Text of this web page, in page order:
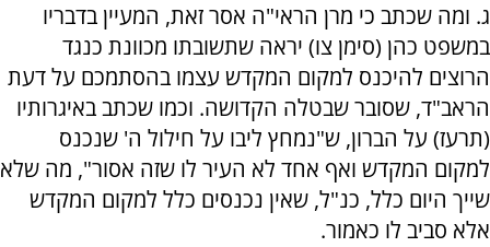
ג. ומה שכתב כי מרן הראי"ה אסר זאת, המעיין בדבריו
במשפט כהן (סימן צו) יראה שתשובתו מכוונת כנגד
הרוצים להיכנס למקום המקדש עצמו בהסתמכם על דעת
הראב"ד, שסובר שבטלה הקדושה. וכמו שכתב באיגרותיו
(תרעז) על הברון, ש"נמחץ ליבו על חילול ה' שנכנס
למקום המקדש ואף אחד לא העיר לו שזה אסור", מה שלא
שייך היום כלל, כנ"ל, שאין נכנסים כלל למקום המקדש
אלא סביב לו כאמור.